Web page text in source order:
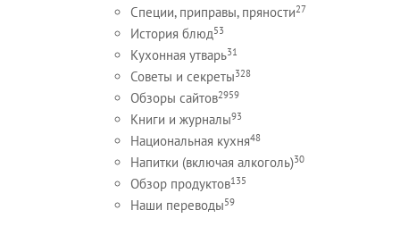
Специи, приправы, пряности27
История блюд53
Кухонная утварь31
Советы и секреты328
Обзоры сайтов2959
Книги и журналы93
Национальная кухня48
Напитки (включая алкоголь)30
Обзор продуктов135
Наши переводы59